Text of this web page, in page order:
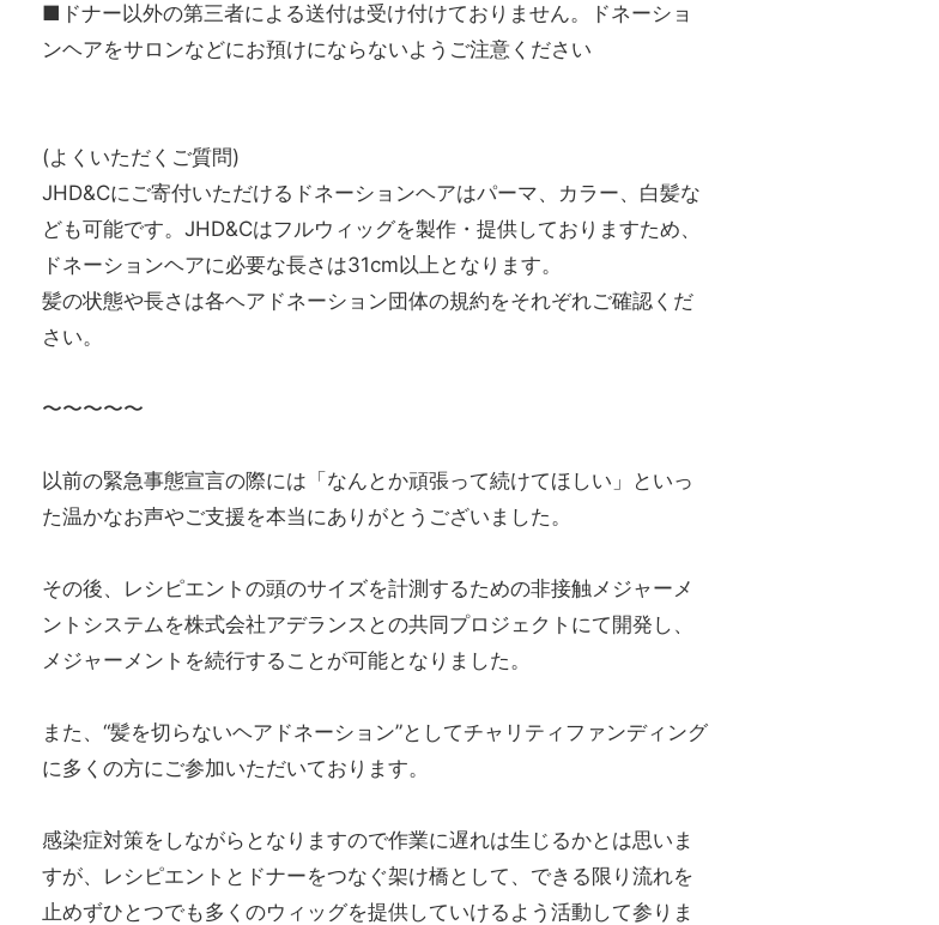
■ドナー以外の第三者による送付は受け付けておりません。ドネーショ
ンヘアをサロンなどにお預けにならないようご注意ください
(よくいただくご質問)
JHD&Cにご寄付いただけるドネーションヘアはパーマ、カラー、白髪な
ども可能です。JHD&Cはフルウィッグを製作・提供しておりますため、
ドネーションヘアに必要な長さは31cm以上となります。
髪の状態や長さは各ヘアドネーション団体の規約をそれぞれご確認くだ
さい。
〜〜〜〜〜
以前の緊急事態宣言の際には「なんとか頑張って続けてほしい」といっ
た温かなお声やご支援を本当にありがとうございました。
その後、レシピエントの頭のサイズを計測するための非接触メジャーメ
ントシステムを株式会社アデランスとの共同プロジェクトにて開発し、
メジャーメントを続行することが可能となりました。
また、“髪を切らないヘアドネーション”としてチャリティファンディング
に多くの方にご参加いただいております。
感染症対策をしながらとなりますので作業に遅れは生じるかとは思いま
すが、レシピエントとドナーをつなぐ架け橋として、できる限り流れを
止めずひとつでも多くのウィッグを提供していけるよう活動して参りま